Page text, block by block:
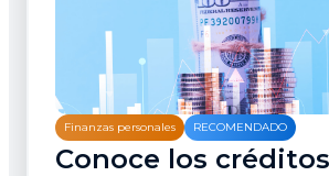
Finanzas personales RECOMENDADO
Conoce los créditos